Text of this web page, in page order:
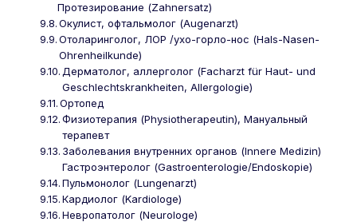
Протезирование (Zahnersatz)
Окулист, офтальмолог (Augenarzt)
Отоларинголог, ЛОР /ухо-горло-нос (Hals-Nasen-
Ohrenheilkunde)
Дерматолог, аллерголог (Facharzt für Haut- und
Geschlechtskrankheiten, Allergologie)
Ортопед
Физиотерапия (Physiotherapeutin), Мануальный
терапевт
Заболевания внутренних органов (Innere Medizin)
Гастроэнтеролог (Gastroenterologie/Endoskopie)
Пульмонолог (Lungenarzt)
Кардиолог (Kardiologe)
Невропатолог (Neurologe)